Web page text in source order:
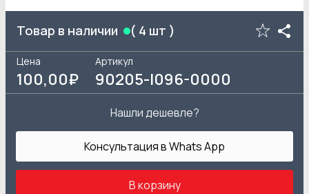
Товар в наличии ( 4 шт )
Цена
100,00₽
Артикул
90205-I096-0000
Нашли дешевле?
Консультация в Whats App
В корзину